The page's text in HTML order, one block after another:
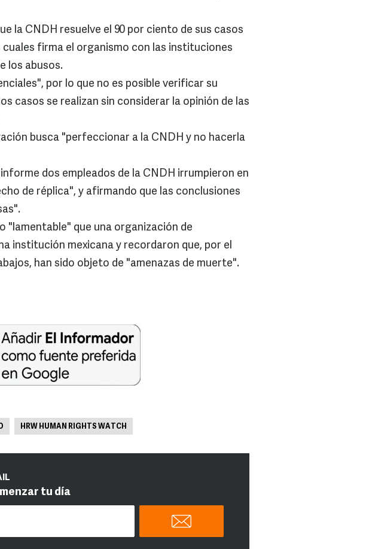
la CNDH resuelve el 90 por ciento de sus casos
firma el organismo con las instituciones
los abusos.
por lo que no es posible verificar su
casos se realizan sin considerar la opinión de las
busca "perfeccionar a la CNDH y no hacerla
dos empleados de la CNDH irrumpieron en
de réplica", y afirmando que las conclusiones
que una organización de
institución mexicana y recordaron que, por el
han sido objeto de "amenazas de muerte".
HRW HUMAN RIGHTS WATCH
tu día